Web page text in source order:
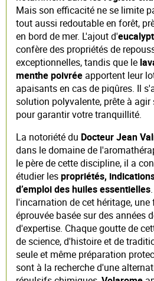
Mais son efficacité ne se limite
tout aussi redoutable en forêt,
en bord de mer. L'ajout d'
confère des propriétés de
exceptionnelles, tandis que le
menthe poivrée apportent leur
apaisants en cas de piqûres. Il
solution polyvalente, prête à
pour garantir votre tranquillité.
La notoriété du Docteur Jean
dans le domaine de
le père de cette discipline, il a
étudier lespropriétés,
d’emploi des huiles essentielles.
l'incarnation de cet héritage,
éprouvée basée sur des années
d'expertise. Chaque goutte de
de science, d'histoire et de
seule et même préparation
sont à la recherche d'une